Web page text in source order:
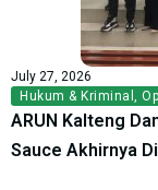
July 27, 2026
Hukum & Kriminal ,
ARUN Kalteng
Sauce Akhirnya